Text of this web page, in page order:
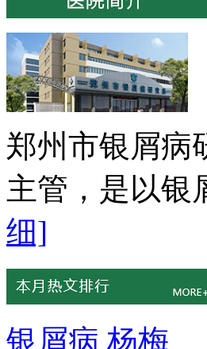
郑州市银屑病
主管，是以银
细]
银屑病 杨梅